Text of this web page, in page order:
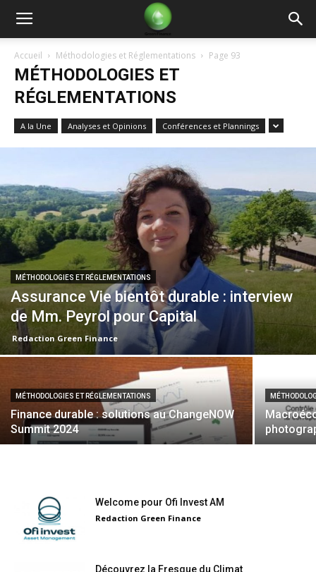
Green
Finance
Accueil Méthodologies et Réglementations Page 93
MÉTHODOLOGIES ET
RÉGLEMENTATIONS
A la Une Analyses et Opinions Conférences et Plannings
MÉTHODOLOGIES ET RÉGLEMENTATIONS
Assurance Vie bientôt durable : interview
de Mm. Peyrol pour Capital
Redaction Green Finance
MÉTHODOLOGIES ET RÉGLEMENTATIONS
Finance durable : solutions au ChangeNOW
Summit 2024
Welcome pour Ofi Invest AM
Redaction Green Finance
Découvrez la Fresque du Climat